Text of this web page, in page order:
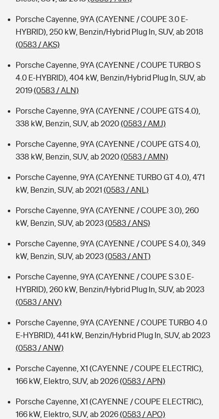
Porsche Cayenne, 9YA (CAYENNE / COUPE 3.0 E-
HYBRID), 250 kW, Benzin/Hybrid Plug In, SUV, ab 2018
(0583 / AKS)
Porsche Cayenne, 9YA (CAYENNE / COUPE TURBO S
4.0 E-HYBRID), 404 kW, Benzin/Hybrid Plug In, SUV, ab
2019(0583 / ALN)
Porsche Cayenne, 9YA (CAYENNE / COUPE GTS 4.0),
338 kW, Benzin, SUV, ab 2020(0583 / AMJ)
Porsche Cayenne, 9YA (CAYENNE / COUPE GTS 4.0),
338 kW, Benzin, SUV, ab 2020(0583 / AMN)
Porsche Cayenne, 9YA (CAYENNE TURBO GT 4.0), 471
kW, Benzin, SUV, ab 2021 (0583 / ANL)
Porsche Cayenne, 9YA (CAYENNE / COUPE 3.0), 260
kW, Benzin, SUV, ab 2023(0583 / ANS)
Porsche Cayenne, 9YA (CAYENNE / COUPE S 4.0), 349
kW, Benzin, SUV, ab 2023(0583 / ANT)
Porsche Cayenne, 9YA (CAYENNE / COUPE S 3.0 E-
HYBRID), 260 kW, Benzin/Hybrid Plug In, SUV, ab 2023
(0583 / ANV)
Porsche Cayenne, 9YA (CAYENNE / COUPE TURBO 4.0
E-HYBRID), 441 kW, Benzin/Hybrid Plug In, SUV, ab 2023
(0583 / ANW)
Porsche Cayenne, X1 (CAYENNE / COUPE ELECTRIC),
166 kW, Elektro, SUV, ab 2026(0583 / APN)
Porsche Cayenne, X1 (CAYENNE / COUPE ELECTRIC),
166 kW, Elektro, SUV, ab 2026(0583 / APO)